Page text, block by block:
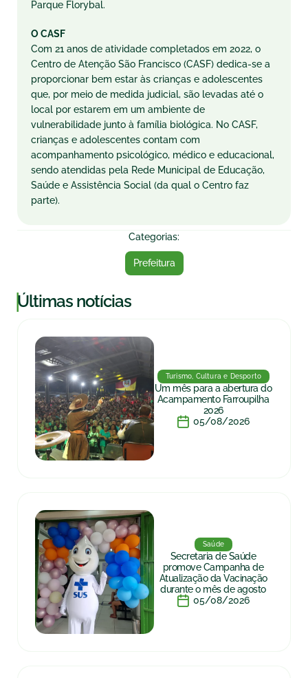
Parque Florybal.
O CASF
Com 21 anos de atividade completados em 2022, o
Centro de Atenção São Francisco (CASF) dedica-se a
proporcionar bem estar às crianças e adolescentes
que, por meio de medida judicial, são levadas até o
local por estarem em um ambiente de
vulnerabilidade junto à família biológica. No CASF,
crianças e adolescentes contam com
acompanhamento psicológico, médico e educacional,
sendo atendidas pela Rede Municipal de Educação,
Saúde e Assistência Social (da qual o Centro faz
parte).
Categorias:
Prefeitura
|Últimas notícias
Turismo, Cultura e Desporto
Um mês para a abertura do
Acampamento Farroupilha
2026
05/08/2026
Saúde
Secretaria de Saúde
promove Campanha de
Atualização da Vacinação
durante o mês de agosto
05/08/2026